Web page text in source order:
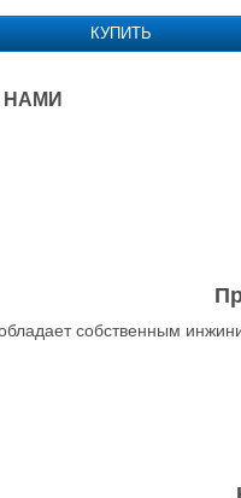
КУПИТЬ
собственным